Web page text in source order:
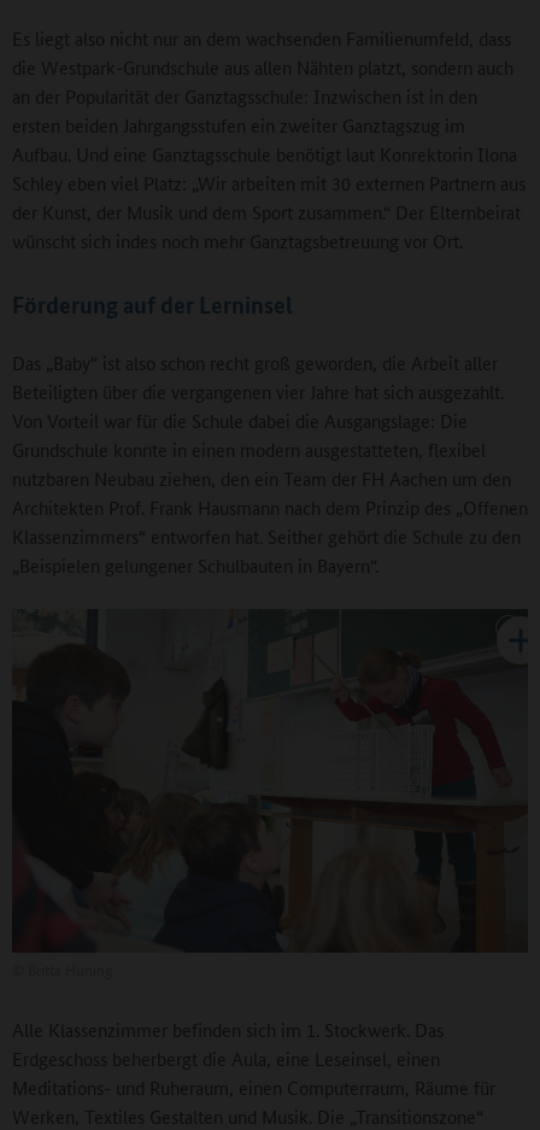
Es liegt also nicht nur an dem wachsenden Familienumfeld, dass
die Westpark-Grundschule aus allen Nähten platzt, sondern auch
an der Popularität der Ganztagsschule: Inzwischen ist in den
ersten beiden Jahrgangsstufen ein zweiter Ganztagszug im
Aufbau. Und eine Ganztagsschule benötigt laut Konrektorin Ilona
Schley eben viel Platz: „Wir arbeiten mit 30 externen Partnern aus
der Kunst, der Musik und dem Sport zusammen.“ Der Elternbeirat
wünscht sich indes noch mehr Ganztagsbetreuung vor Ort.
Förderung auf der Lerninsel
Das „Baby“ ist also schon recht groß geworden, die Arbeit aller
Beteiligten über die vergangenen vier Jahre hat sich ausgezahlt.
Von Vorteil war für die Schule dabei die Ausgangslage: Die
Grundschule konnte in einen modern ausgestatteten, flexibel
nutzbaren Neubau ziehen, den ein Team der FH Aachen um den
Architekten Prof. Frank Hausmann nach dem Prinzip des „Offenen
Klassenzimmers“ entworfen hat. Seither gehört die Schule zu den
„Beispielen gelungener Schulbauten in Bayern“.
Alle Klassenzimmer befinden sich im 1. Stockwerk. Das
Erdgeschoss beherbergt die Aula, eine Leseinsel, einen
Meditations- und Ruheraum, einen Computerraum, Räume für
Werken, Textiles Gestalten und Musik. Die „Transitionszone“